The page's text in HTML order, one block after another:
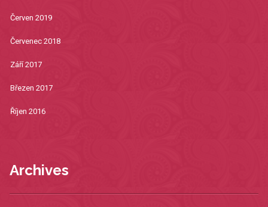
Červen 2019
Červenec 2018
Září 2017
Březen 2017
Říjen 2016
Archives